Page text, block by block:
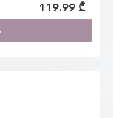
119.99 ₾